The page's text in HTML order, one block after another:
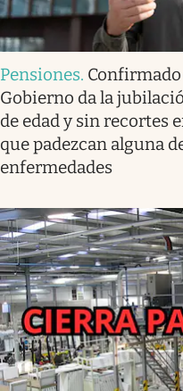
Pensiones.
Gobierno da la
de edad y sin recortes
que padezcan alguna
enfermedades